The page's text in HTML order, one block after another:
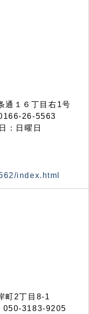
１６丁目右1号
26-5563
：日曜日
index.html
町2丁目 8-1
050-3183-9205